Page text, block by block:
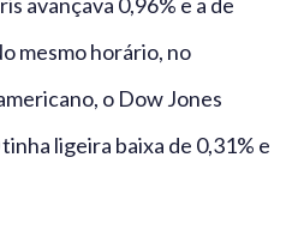
mesmo horário, no
o Dow Jones
ligeira baixa de 0,31% e